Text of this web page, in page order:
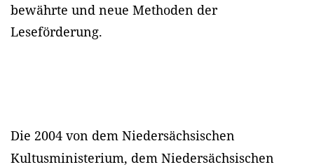
bewährte und neue Methoden der
Leseförderung.
Die 2004 von dem Niedersächsischen
Kultusministerium, dem Niedersächsischen